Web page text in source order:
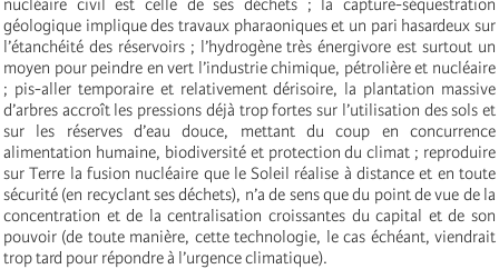
nucléaire civil est celle de ses déchets ; la capture-séquestration
géologique implique des travaux pharaoniques et un pari hasardeux sur
l’étanchéité des réservoirs ; l’hydrogène très énergivore est surtout un
moyen pour peindre en vert l’industrie chimique, pétrolière et nucléaire
; pis-aller temporaire et relativement dérisoire, la plantation massive
d’arbres accroît les pressions déjà trop fortes sur l’utilisation des sols et
sur les réserves d’eau douce, mettant du coup en concurrence
alimentation humaine, biodiversité et protection du climat ; reproduire
sur Terre la fusion nucléaire que le Soleil réalise à distance et en toute
sécurité (en recyclant ses déchets), n’a de sens que du point de vue de la
concentration et de la centralisation croissantes du capital et de son
pouvoir (de toute manière, cette technologie, le cas échéant, viendrait
trop tard pour répondre à l’urgence climatique).